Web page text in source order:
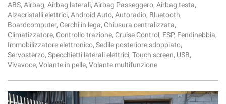
ABS, Airbag, Airbag laterali, Airbag Passeggero, Airbag testa,
Alzacristalli elettrici, Android Auto, Autoradio, Bluetooth,
Boardcomputer, Cerchi in lega, Chiusura centralizzata,
Climatizzatore, Controllo trazione, Cruise Control, ESP, Fendinebbia,
Immobilizzatore elettronico, Sedile posteriore sdoppiato,
Servosterzo, Specchietti laterali elettrici, Touch screen, USB,
Vivavoce, Volante in pelle, Volante multifunzione